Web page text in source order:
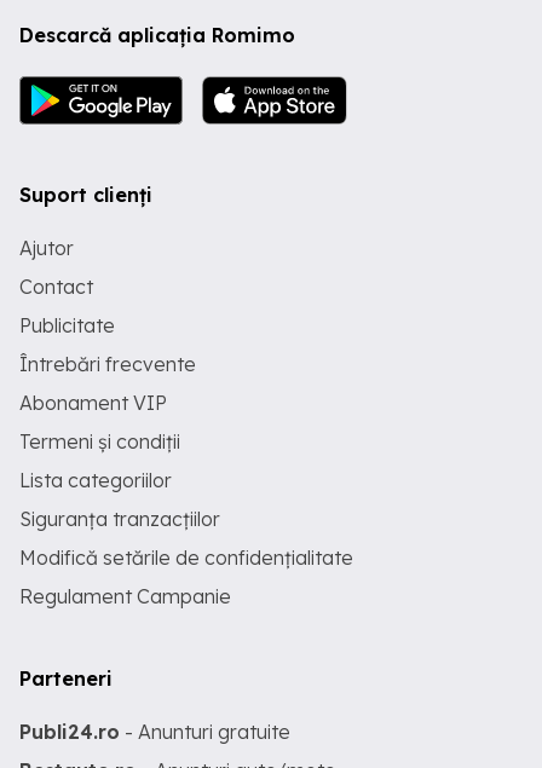
Descarcă aplicația Romimo
Suport clienți
Ajutor
Contact
Publicitate
Întrebări frecvente
Abonament VIP
Termeni și condiții
Lista categoriilor
Siguranța tranzacțiilor
Modifică setările de confidențialitate
Regulament Campanie
Parteneri
Publi24.ro - Anunturi gratuite